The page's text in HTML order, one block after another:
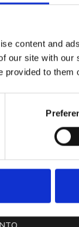
content and
our site with
provided to
Derfor